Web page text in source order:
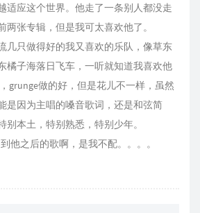
适应这个世界。他走了一条别人都没走
两张专辑，但是我可太喜欢他了。
几只做得好的我又喜欢的乐队，像草东
橘子海落日飞车，一听就知道我喜欢他
grunge做的好，但是花儿不一样，虽然
是因为主唱的嗓音歌词，还是和弦简
别本土，特别熟悉，特别少年。
他之后的歌啊，是我不配。。。。